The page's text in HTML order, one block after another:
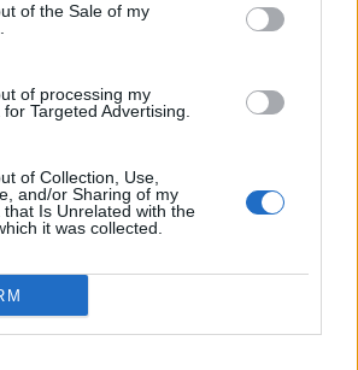
of the Sale of my
of processing my
Targeted Advertising.
of Collection, Use,
and/or Sharing of my
that Is Unrelated with the
it was collected.
της Be-Live
πείνα: Ο λόγος
τα
νοσήματα
που
ιστορία και το
μας